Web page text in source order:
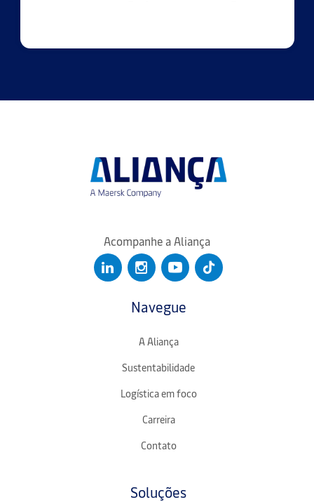
Acompanhe a Aliança
Navegue
A Aliança
Sustentabilidade
Logística em foco
Carreira
Contato
Soluções